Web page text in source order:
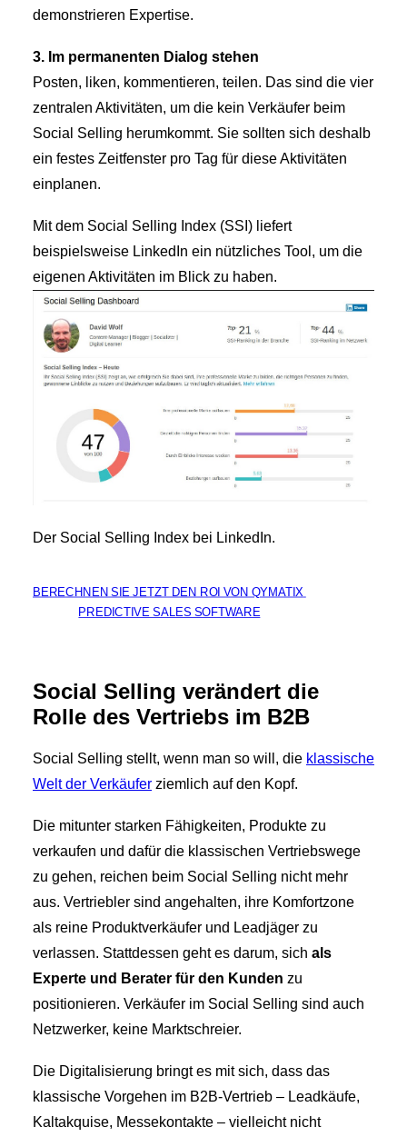
demonstrieren Expertise.
3. Im permanenten Dialog stehen
Posten, liken, kommentieren, teilen. Das sind die vier
zentralen Aktivitäten, um die kein Verkäufer beim
Social Selling herumkommt. Sie sollten sich deshalb
ein festes Zeitfenster pro Tag für diese Aktivitäten
einplanen.
Mit dem Social Selling Index (SSI) liefert
beispielsweise LinkedIn ein nützliches Tool, um die
eigenen Aktivitäten im Blick zu haben.
Der Social Selling Index bei LinkedIn.
BERECHNEN SIE JETZT DEN ROI VON QYMATIX
PREDICTIVE SALES SOFTWARE
Social Selling verändert die
Rolle des Vertriebs im B2B
Social Selling stellt, wenn man so will, die klassische
Welt der Verkäufer ziemlich auf den Kopf.
Die mitunter starken Fähigkeiten, Produkte zu
verkaufen und dafür die klassischen Vertriebswege
zu gehen, reichen beim Social Selling nicht mehr
aus. Vertriebler sind angehalten, ihre Komfortzone
als reine Produktverkäufer und Leadjäger zu
verlassen. Stattdessen geht es darum, sich als
Experte und Berater für den Kunden zu
positionieren. Verkäufer im Social Selling sind auch
Netzwerker, keine Marktschreier.
Die Digitalisierung bringt es mit sich, dass das
klassische Vorgehen im B2B-Vertrieb – Leadkäufe,
Kaltakquise, Messekontakte – vielleicht nicht